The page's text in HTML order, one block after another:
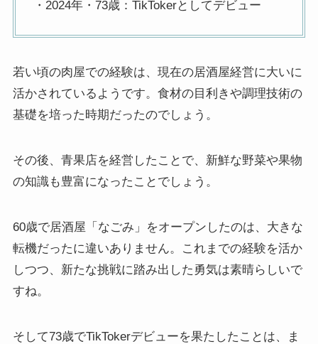
・2024年・73歳：TikTokerとしてデビュー
若い頃の肉屋での経験は、現在の居酒屋経営に大いに
活かされているようです。食材の目利きや調理技術の
基礎を培った時期だったのでしょう。
その後、青果店を経営したことで、新鮮な野菜や果物
の知識も豊富になったことでしょう。
60歳で居酒屋「なごみ」をオープンしたのは、大きな
転機だったに違いありません。これまでの経験を活か
しつつ、新たな挑戦に踏み出した勇気は素晴らしいで
すね。
そして73歳でTikTokerデビューを果たしたことは、ま